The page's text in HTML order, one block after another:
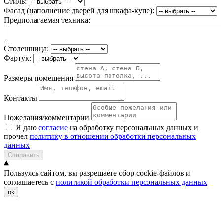
Фасад (наполнение дверей для шкафа-купе):
Предполагаемая техника:
Столешница:
Фартук:
Размеры помещения
Контакты
Пожелания/комментарии
Я даю согласие на обработку персональных данных и
прочел политику в отношении обработки персональных
данных
Отправить
Пользуясь сайтом, вы разрешаете сбор cookie-файлов и
соглашаетесь с политикой обработки персональных данных
ок